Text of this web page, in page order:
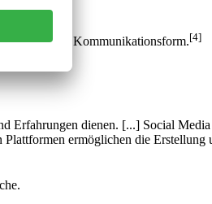
unterstützte Kommunikationsform.[4]
Erfahrungen dienen. [...] Social
ermöglichen die Erstellung